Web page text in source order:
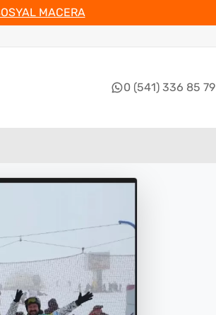
MACERA
0 (541) 336 85 79